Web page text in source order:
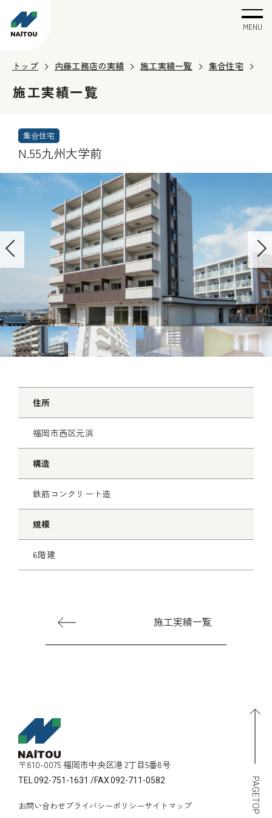
MENU
トップ 内藤工務店の実績 施工実績一覧 集合住宅
施工実績一覧
集合住宅
N.55九州大学前
r
N
e
x
t
住所
福岡市西区元浜
構造
鉄筋コンクリート造
規模
6階建
施工実績一覧
PAGETOP
〒810-0075 福岡市中央区港 2丁目5番8号
TEL092-751-1631 /FAX092-711-0582
お問い合わせプライバシーポリシーサイトマップ